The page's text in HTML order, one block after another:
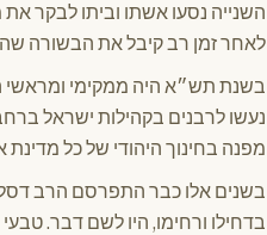
השנייה נסעו אשתו וביתו לבקר
לאחר זמן רב קיבל את הבשורה
בשנת תש״א היה ממקימי ומראשי
נעשו לרבנים בקהילות ישראל
מפנה בחינוך היהודי של כל מדינת
בשנים אלו כבר התפרסם הרב
בדחילו ורחימו, היו לשם דבר.